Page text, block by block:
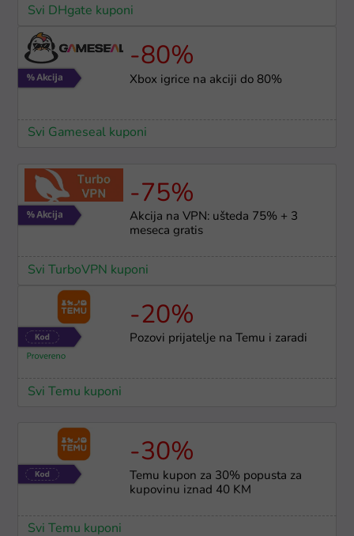
Svi DHgate kuponi
-80%
Xbox igrice na akciji do 80%
Svi Gameseal kuponi
-75%
Akcija na VPN: ušteda 75% + 3
meseca gratis
Svi TurboVPN kuponi
-20%
Pozovi prijatelje na Temu i zaradi
Svi Temu kuponi
-30%
Temu kupon za 30% popusta za
kupovinu iznad 40 KM
Svi Temu kuponi